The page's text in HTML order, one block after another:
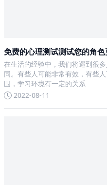
免费的心理测试测试您的角色
在生活的经验中，我们将遇到很
同。有些人可能非常有效，有些
围，学习环境有一定的关系
2022-08-11